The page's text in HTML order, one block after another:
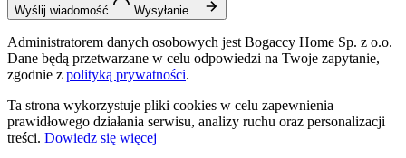
Wyślij wiadomość Wysyłanie...
Administratorem danych osobowych jest Bogaccy Home Sp. z o.o.
Dane będą przetwarzane w celu odpowiedzi na Twoje zapytanie,
zgodnie z polityką prywatności.
Ta strona wykorzystuje pliki cookies w celu zapewnienia
prawidłowego działania serwisu, analizy ruchu oraz personalizacji
treści. Dowiedz się więcej